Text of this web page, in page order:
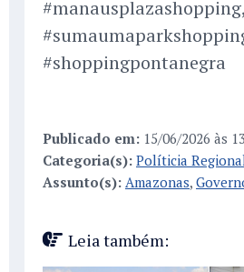
#manausplazashopping,
#shoppingpontanegra
Publicado em: 15/06/2026 às
Categoria(s): Políticia
Assunto(s): Amazonas,
Leia também: